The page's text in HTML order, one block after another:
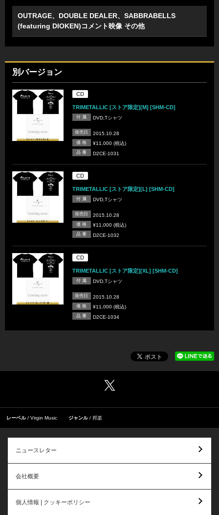
OUTRAGE、DOUBLE DEALER、SABBRABELLS
(featuring DIOKEN)コメント映像 その他
別バージョン
CD
TRIMETALLIC [ストア限定][M] [SHM-CD]
付 属 DVD,Tシャツ
発売日 2015.10.28
価 格 ¥11,000 (税込)
品 番 D2CE-1031
CD
TRIMETALLIC [ストア限定][L] [SHM-CD]
付 属 DVD,Tシャツ
発売日 2015.10.28
価 格 ¥11,000 (税込)
品 番 D2CE-1032
CD
TRIMETALLIC [ストア限定][XL] [SHM-CD]
付 属 DVD,Tシャツ
発売日 2015.10.28
価 格 ¥11,000 (税込)
品 番 D2CE-1034
レーベル Virgin Music ジャンル 邦楽
ニュースレター
会社概要
個人情報 | クッキーポリシー